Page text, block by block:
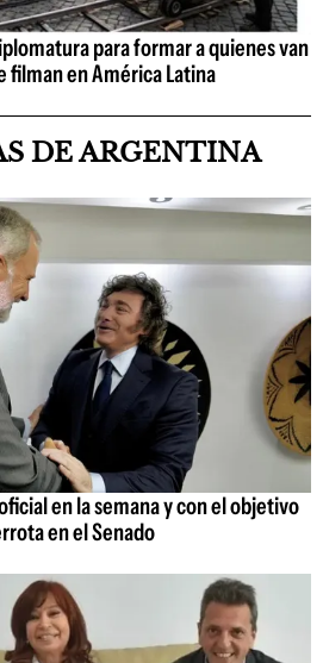
para formar a quienes van
filman en América Latina
DE ARGENTINA
en la semana y con el objetivo
en el Senado